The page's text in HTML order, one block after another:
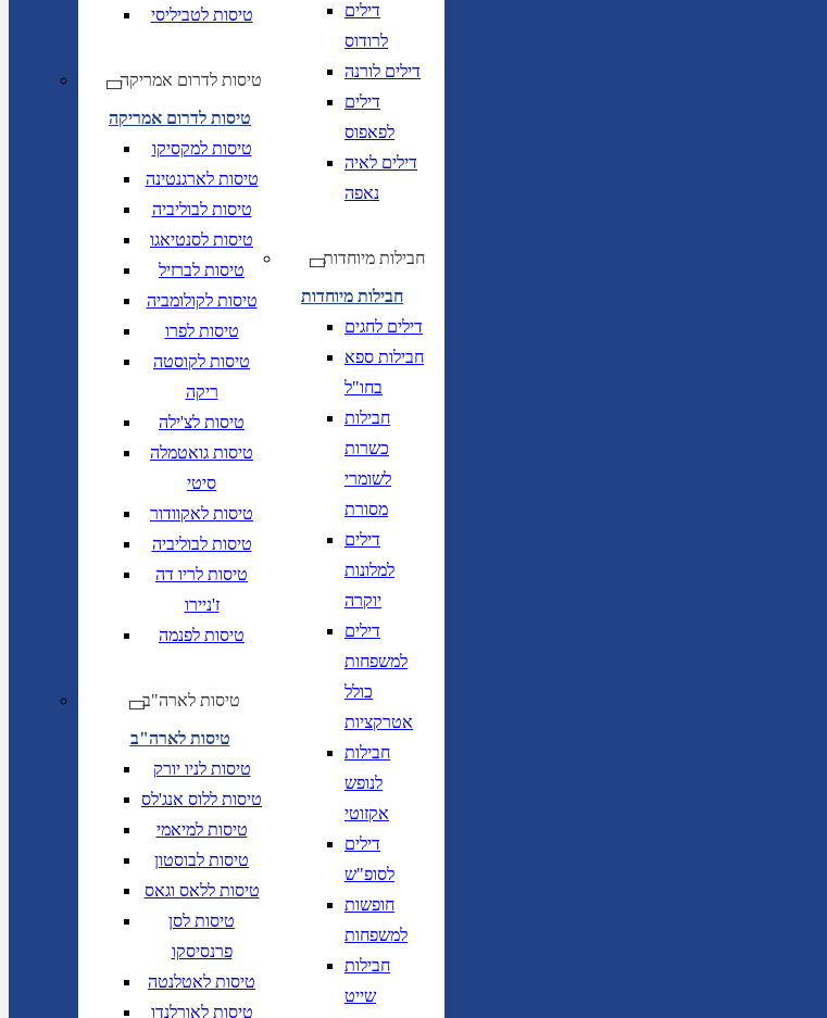
טיסות לטביליסי
טיסות לדרום אמריקה
טיסות לדרום אמריקה
טיסות למקסיקו
טיסות לארגנטינה
טיסות לבוליביה
טיסות לסנטיאגו
טיסות לברזיל
טיסות לקולומביה
טיסות לפרו
טיסות לקוסטה
ריקה
טיסות לצ'ילה
טיסות גואטמלה
סיטי
טיסות לאקוודור
טיסות לבוליביה
טיסות לריו דה
ז'ניירו
טיסות לפנמה
טיסות לארה"ב
טיסות לארה"ב
טיסות לניו יורק
טיסות ללוס אנג'לס
טיסות למיאמי
טיסות לבוסטון
טיסות ללאס וגאס
טיסות לסן
פרנסיסקו
טיסות לאטלנטה
טיסות לאורלנדו
דילים
לרודוס
דילים לורנה
דילים
לפאפוס
דילים לאיה
נאפה
חבילות מיוחדות
חבילות מיוחדות
דילים לחגים
חבילות ספא
בחו"ל
חבילות
כשרות
לשומרי
מסורת
דילים
למלונות
יוקרה
דילים
למשפחות
כולל
אטרקציות
חבילות
לנופש
אקזוטי
דילים
לסופ"ש
חופשות
למשפחות
חבילות
שייט